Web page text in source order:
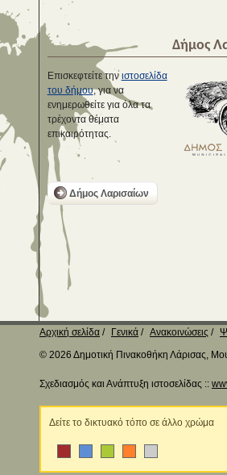
Δήμος
Επισκεφτείτε την ιστοσελίδα
του δήμου, για να
ενημερωθείτε για όλα τα
τρέχοντα θέματα
επικαιρότητας.
Δήμος Λαρισαίων
Αρχική σελίδα Γενικά Ανακοινώσεις
© 2026 Δημοτική Πινακοθήκη Λάρισας,
Σχεδιασμός και Ανάπτυξη ιστοσελίδας ::
Δείτε το δικτυακό τόπο σε άλλο χρώμα